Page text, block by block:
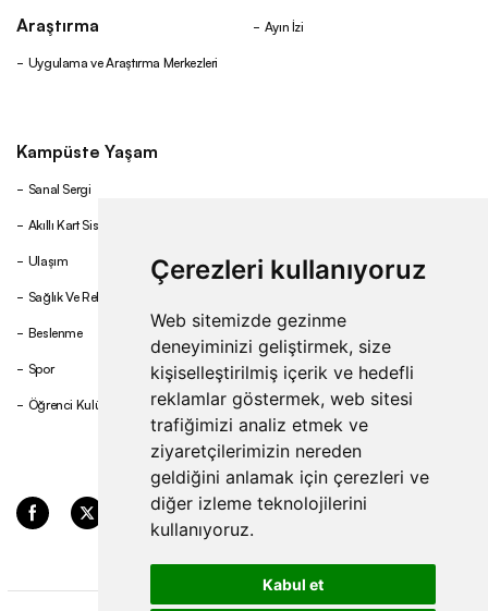
Çerezleri kullanıyoruz
Web sitemizde gezinme
deneyiminizi geliştirmek, size
kişiselleştirilmiş içerik ve hedefli
reklamlar göstermek, web sitesi
trafiğimizi analiz etmek ve
ziyaretçilerimizin nereden
geldiğini anlamak için çerezleri ve
diğer izleme teknolojilerini
kullanıyoruz.
Kabul et
Araştırma
Uygulama ve Araştırma Merkezleri
Ayın İzi
Kampüste Yaşam
Sanal Sergi
Akıllı Kart Sistemi
Ulaşım
Sağlık Ve Rehberlik
Beslenme
Spor
Öğrenci Kulüpleri